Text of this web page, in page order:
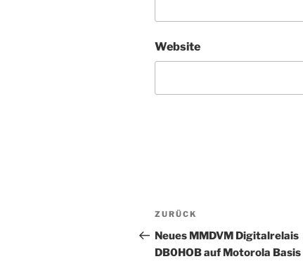
Website
Beitragsnavigation
Vorheriger
Beitrag
ZURÜCK
Neues MMDVM Digitalrelais
DB0HOB auf Motorola Basis